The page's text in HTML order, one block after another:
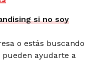
si no soy
o estás buscando
ayudarte a